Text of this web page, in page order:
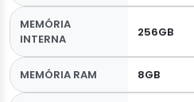
MEMÓRIA
INTERNA
256GB
MEMÓRIA RAM 8GB